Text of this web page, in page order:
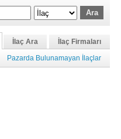
İlaç Ara
İlaç Firmaları
Pazarda Bulunamayan İlaçlar